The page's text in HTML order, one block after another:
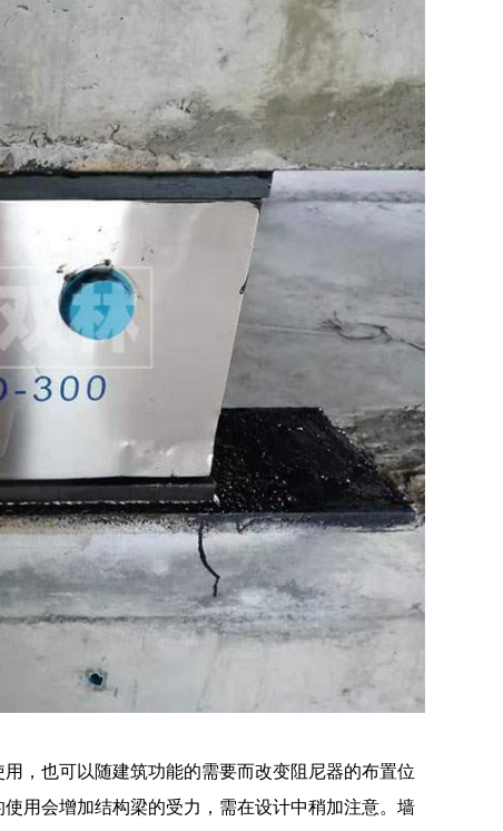
，也可以随建筑功能的需要而改变阻尼器的布置位
用会增加结构梁的受力，需在设计中稍加注意。墙